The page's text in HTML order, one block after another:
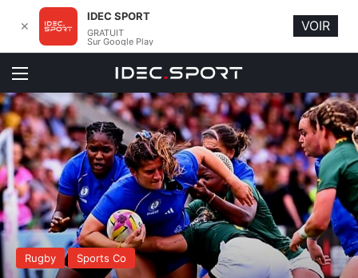
Menu
Rugby Sports Co
✕
IDEC SPORT
GRATUIT
Sur Google Play
VOIR